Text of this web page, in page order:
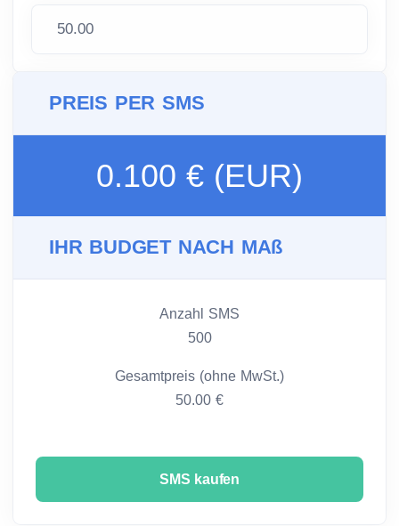
PREIS PER SMS
0.100 € (EUR)
IHR BUDGET NACH MAß
Anzahl SMS
500
Gesamtpreis (ohne MwSt.)
50.00 €
SMS kaufen